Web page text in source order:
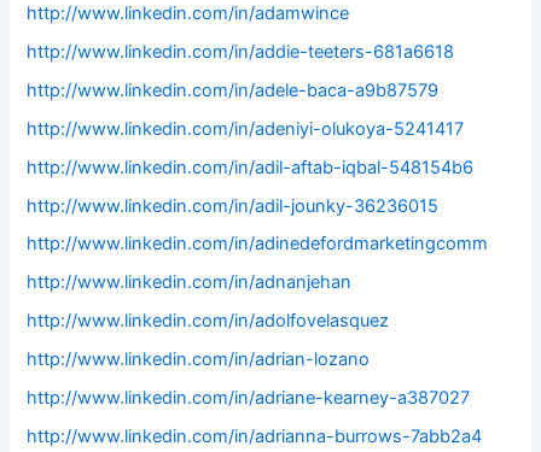
http://www.linkedin.com/in/adamwince
http://www.linkedin.com/in/addie-teeters-681a6618
http://www.linkedin.com/in/adele-baca-a9b87579
http://www.linkedin.com/in/adeniyi-olukoya-5241417
http://www.linkedin.com/in/adil-aftab-iqbal-548154b6
http://www.linkedin.com/in/adil-jounky-36236015
http://www.linkedin.com/in/adinedefordmarketingcomm
http://www.linkedin.com/in/adnanjehan
http://www.linkedin.com/in/adolfovelasquez
http://www.linkedin.com/in/adrian-lozano
http://www.linkedin.com/in/adriane-kearney-a387027
http://www.linkedin.com/in/adrianna-burrows-7abb2a4